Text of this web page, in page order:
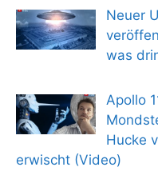
Neuer
was
Apollo
Hucke
erwischt (Video)